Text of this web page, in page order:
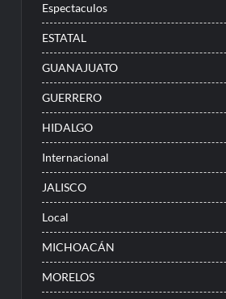
Espectaculos
ESTATAL
GUANAJUATO
GUERRERO
HIDALGO
Internacional
JALISCO
Local
MICHOACÁN
MORELOS